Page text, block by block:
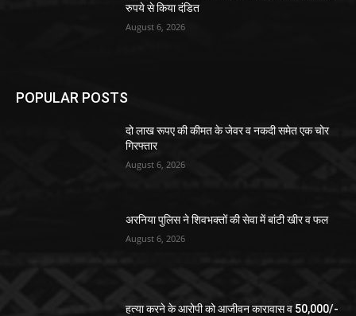
रुपये से किया दंडित
August 6, 2026
POPULAR POSTS
दो लाख रूपए की कीमत के जेवर व नकदी समेत एक चोर
गिरफ्तार
August 6, 2026
अरनिया पुलिस ने शिवभक्तों की सेवा में बांटी खीर व फल
August 6, 2026
हत्या करने के आरोपी को आजीवन कारावास व 50,000/-